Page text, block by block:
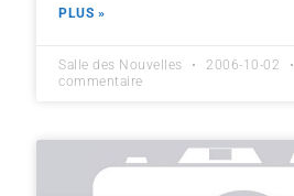
PLUS »
Salle des Nouvelles 2006-10-02
commentaire